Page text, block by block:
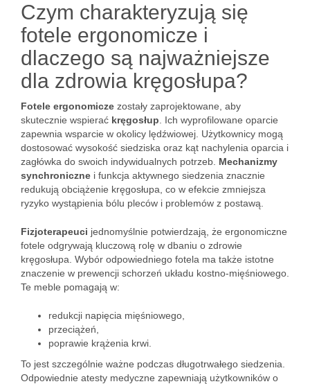
Czym charakteryzują się
fotele ergonomicze i
dlaczego są najważniejsze
dla zdrowia kręgosłupa?
Fotele ergonomicze zostały zaprojektowane, aby
skutecznie wspierać kręgosłup . Ich wyprofilowane oparcie
zapewnia wsparcie w okolicy lędźwiowej. Użytkownicy mogą
dostosować wysokość siedziska oraz kąt nachylenia oparcia i
zagłówka do swoich indywidualnych potrzeb. Mechanizmy
synchroniczne i funkcja aktywnego siedzenia znacznie
redukują obciążenie kręgosłupa, co w efekcie zmniejsza
ryzyko wystąpienia bólu pleców i problemów z postawą.
Fizjoterapeuci jednomyślnie potwierdzają, że ergonomiczne
fotele odgrywają kluczową rolę w dbaniu o zdrowie
kręgosłupa. Wybór odpowiedniego fotela ma także istotne
znaczenie w prewencji schorzeń układu kostno-mięśniowego.
Te meble pomagają w:
redukcji napięcia mięśniowego,
przeciążeń,
poprawie krążenia krwi.
To jest szczególnie ważne podczas długotrwałego siedzenia.
Odpowiednie atesty medyczne zapewniają użytkowników o